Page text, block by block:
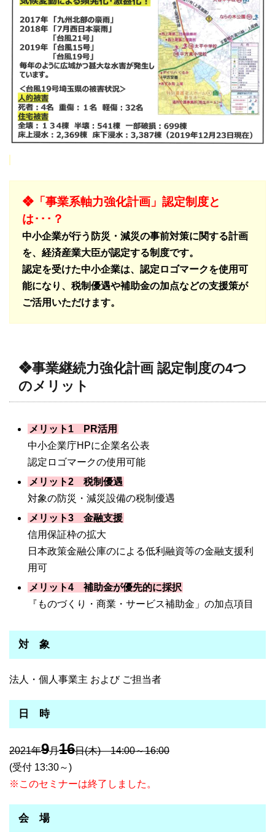
❖「事業系軸力強化計画」認定制度と
は･･･？
中小企業が行う防災・減災の事前対策に関する計画
を、経済産業大臣が認定する制度です。
認定を受けた中小企業は、認定ロゴマークを使用可
能になり、税制優遇や補助金の加点などの支援策が
ご活用いただけます。
❖事業継続力強化計画 認定制度の4つ
のメリット
メリット1 PR活用
中小企業庁HPに企業名公表
認定ロゴマークの使用可能
メリット2 税制優遇
対象の防災・減災設備の税制優遇
メリット3 金融支援
信用保証枠の拡大
日本政策金融公庫のによる低利融資等の金融支援利
用可
メリット4 補助金が優先的に採択
『ものづくり・商業・サービス補助金」の加点項目
対 象
法人・個人事業主 および ご担当者
日 時
2021年9月16日(木) 14:00～16:00
(受付 13:30～)
※このセミナーは終了しました。
会 場